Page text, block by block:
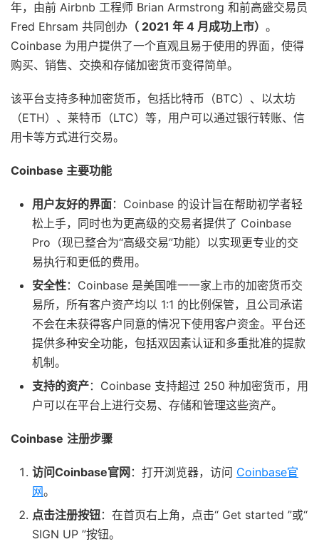
年，由前 Airbnb 工程师 Brian Armstrong 和前高盛交易员
Fred Ehrsam 共同创办 （ 2021 年 4 月成功上市） 。
Coinbase 为用户提供了一个直观且易于使用的界面，使得
购买、销售、交换和存储加密货币变得简单。
该平台支持多种加密货币，包括比特币（BTC）、以太坊
（ETH）、莱特币（LTC）等，用户可以通过银行转账、信
用卡等方式进行交易。
Coinbase 主要功能
用户友好的界面：Coinbase 的设计旨在帮助初学者轻
松上手，同时也为更高级的交易者提供了 Coinbase
Pro（现已整合为“高级交易”功能）以实现更专业的交
易执行和更低的费用。
安全性：Coinbase 是美国唯一一家上市的加密货币交
易所，所有客户资产均以 1:1 的比例保管，且公司承诺
不会在未获得客户同意的情况下使用客户资金。平台还
提供多种安全功能，包括双因素认证和多重批准的提款
机制。
支持的资产：Coinbase 支持超过 250 种加密货币，用
户可以在平台上进行交易、存储和管理这些资产。
Coinbase 注册步骤
访问Coinbase官网 ：打开浏览器，访问 Coinbase官
网。
点击注册按钮：在首页右上角，点击“ Get started ”或“
SIGN UP ”按钮。